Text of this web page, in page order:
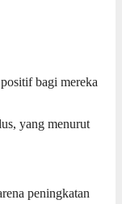
bagi mereka
yang menurut
peningkatan